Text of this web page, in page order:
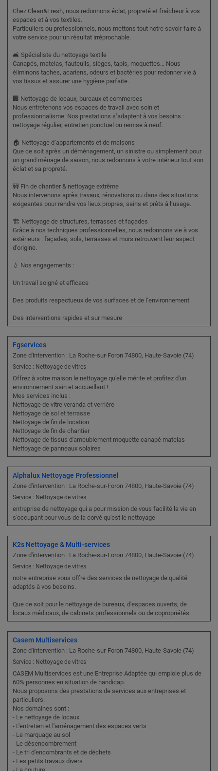
Chez Clean&Fresh, nous redonnons éclat, propreté et fraîcheur à vos
espaces et à vos textiles.
Particuliers ou professionnels, nous mettons tout notre savoir-faire à
votre service pour un résultat irréprochable.
🛋️ Spécialiste du nettoyage textile
Canapés, matelas, fauteuils, sièges, tapis, moquettes... Nous
éliminons taches, acariens, odeurs et bactéries pour redonner vie à
vos tissus et assurer une hygiène parfaite.
🏢 Nettoyage de locaux, bureaux et commerces
Nous entretenons vos espaces de travail avec soin et
professionnalisme. Nos prestations s’adaptent à vos besoins :
nettoyage régulier, entretien ponctuel ou remise à neuf.
🏠 Nettoyage d’appartements et de maisons
Que ce soit après un déménagement, un sinistre ou simplement pour
un grand ménage de saison, nous redonnons à votre intérieur tout son
éclat et sa propreté.
🚧 Fin de chantier & nettoyage extrême
Nous intervenons après travaux, rénovations ou dans des situations
exigeantes pour rendre vos lieux propres, sains et prêts à l’usage.
🏗️ Nettoyage de structures, terrasses et façades
Grâce à nos techniques professionnelles, nous redonnons vie à vos
extérieurs : façades, sols, terrasses et murs retrouvent leur aspect
d’origine.
💧 Nos engagements :
Un travail soigné et efficace
Des produits respectueux de vos surfaces et de l’environnement
Des interventions rapides et sur mesure
Fgservices
Zone d'intervention : La Roche-sur-Foron 74800, Haute-Savoie (74)
Service : Nettoyage de vitres
Offrez à votre maison le nettoyage qu'elle mérite et profitez d'un
environnement sain et accueillant !
Mes services inclus :
Nettoyage de vitre veranda et verrière
Nettoyage de sol et terrasse
Nettoyage de fin de location
Nettoyage de fin de chantier
Nettoyage de tissus d'ameublement moquette canapé matelas
Nettoyage de panneaux solaires
Alphalux Nettoyage Professionnel
Zone d'intervention : La Roche-sur-Foron 74800, Haute-Savoie (74)
Service : Nettoyage de vitres
entreprise de nettoyage qui a pour mission de vous facilité la vie en
s'occupant pour vous de la corvé qu'est le nettoyage
K2s Nettoyage & Multi-services
Zone d'intervention : La Roche-sur-Foron 74800, Haute-Savoie (74)
Service : Nettoyage de vitres
notre entreprise vous offre des services de nettoyage de qualité
adaptés à vos besoins.
Que ce soit pour le nettoyage de bureaux, d'espaces ouverts, de
locaux médicaux, de cabinets professionnels ou de copropriétés.
Casem Multiservices
Zone d'intervention : La Roche-sur-Foron 74800, Haute-Savoie (74)
Service : Nettoyage de vitres
CASEM Multiservices est une Entreprise Adaptée qui emploie plus de
60% personnes en situation de handicap.
Nous proposons des prestations de services aux entreprises et
particuliers.
Nos domaines sont :
- Le nettoyage de locaux
- L'entretien et l'aménagement des espaces verts
- Le marquage au sol
- Le désencombrement
- Le tri d'encombrants et de déchets
- Les petits travaux divers